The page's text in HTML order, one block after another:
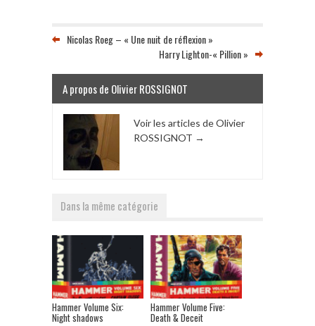
Nicolas Roeg – « Une nuit de réflexion »
Harry Lighton-« Pillion »
A propos de Olivier ROSSIGNOT
Voir les articles de Olivier
ROSSIGNOT →
Dans la même catégorie
Hammer Volume Six:
Night shadows
Hammer Volume Five:
Death & Deceit